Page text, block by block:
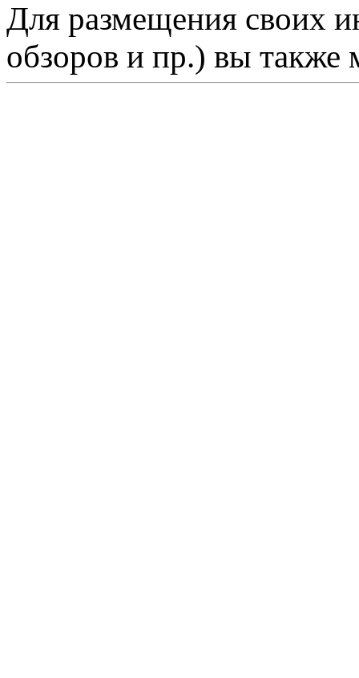
Для размещения своих
обзоров и пр.) вы также